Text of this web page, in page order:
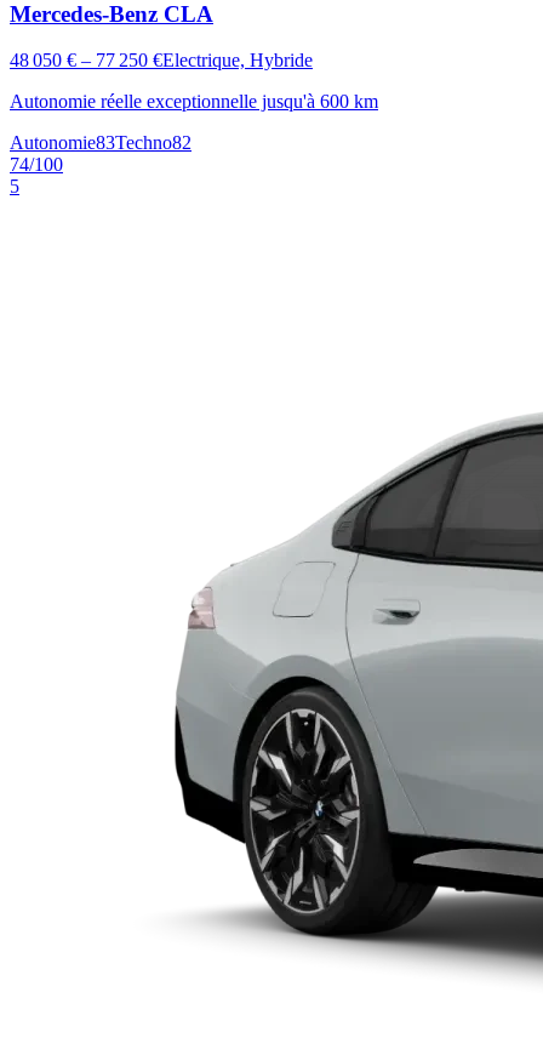
Mercedes-Benz CLA
48 050 € – 77 250 €Electrique, Hybride
Autonomie réelle exceptionnelle jusqu'à 600 km
Autonomie83Techno82
74/100
5